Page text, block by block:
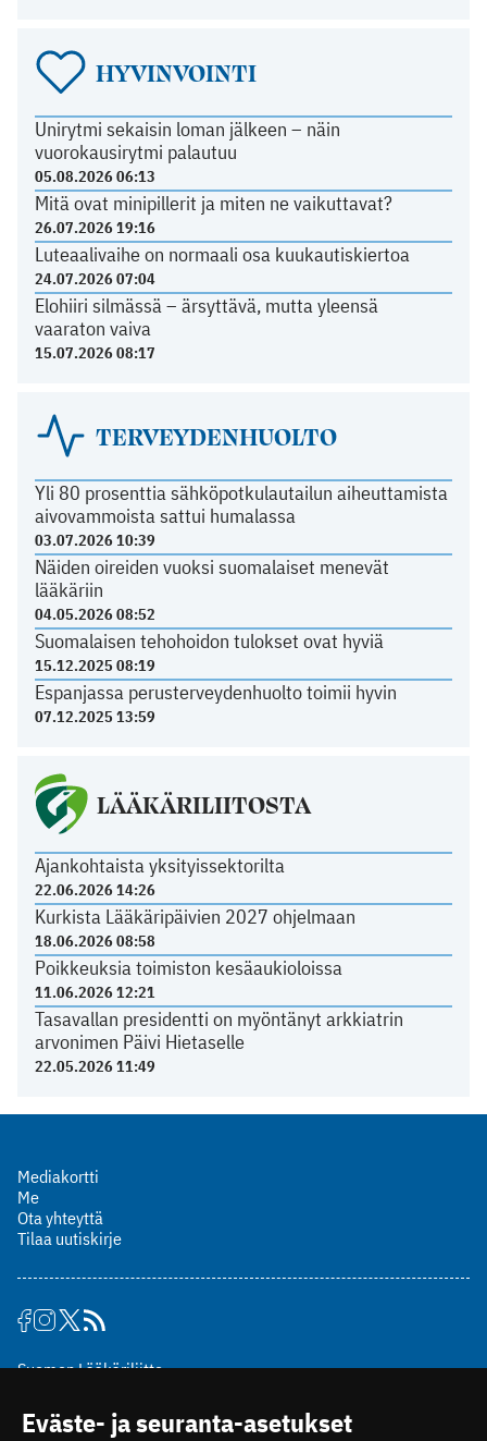
HYVINVOINTI
Unirytmi sekaisin loman jälkeen – näin
vuorokausirytmi palautuu
05.08.2026 06:13
Mitä ovat minipillerit ja miten ne vaikuttavat?
26.07.2026 19:16
Luteaalivaihe on normaali osa kuukautiskiertoa
24.07.2026 07:04
Elohiiri silmässä – ärsyttävä, mutta yleensä
vaaraton vaiva
15.07.2026 08:17
TERVEYDENHUOLTO
Yli 80 prosenttia sähköpotkulautailun aiheuttamista
aivovammoista sattui humalassa
03.07.2026 10:39
Näiden oireiden vuoksi suomalaiset menevät
lääkäriin
04.05.2026 08:52
Suomalaisen tehohoidon tulokset ovat hyviä
15.12.2025 08:19
Espanjassa perusterveydenhuolto toimii hyvin
07.12.2025 13:59
LÄÄKÄRILIITOSTA
Ajankohtaista yksityissektorilta
22.06.2026 14:26
Kurkista Lääkäripäivien 2027 ohjelmaan
18.06.2026 08:58
Poikkeuksia toimiston kesäaukioloissa
11.06.2026 12:21
Tasavallan presidentti on myöntänyt arkkiatrin
arvonimen Päivi Hietaselle
22.05.2026 11:49
Mediakortti
Me
Ota yhteyttä
Tilaa uutiskirje
Suomen Lääkäriliitto
00510 Helsinki
Eväste- ja seuranta-asetukset